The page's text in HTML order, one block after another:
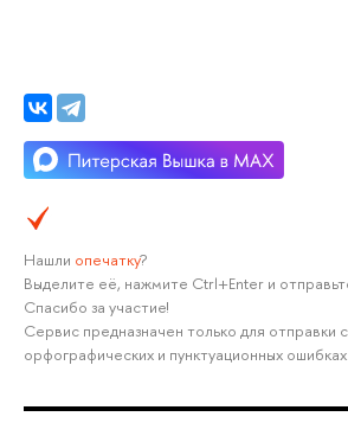
Нашли опечатку?
Выделите её, нажмите Ctrl+Enter и
Спасибо за участие!
Сервис предназначен только для отправки
орфографических и пунктуационных ошибках.